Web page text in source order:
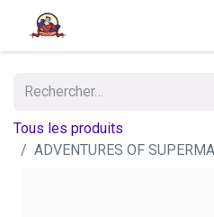
Tous les produits
ADVENTURES OF